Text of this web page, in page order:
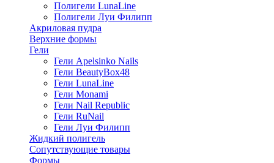
Полигели LunaLine
Полигели Луи Филипп
Акриловая пудра
Верхние формы
Гели
Гели Apelsinko Nails
Гели BeautyBox48
Гели LunaLine
Гели Monami
Гели Nail Republic
Гели RuNail
Гели Луи Филипп
Жидкий полигель
Сопутствующие товары
Формы